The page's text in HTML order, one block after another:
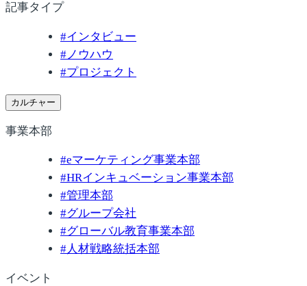
記事タイプ
#インタビュー
#ノウハウ
#プロジェクト
カルチャー
事業本部
#eマーケティング事業本部
#HRインキュベーション事業本部
#管理本部
#グループ会社
#グローバル教育事業本部
#人材戦略統括本部
イベント